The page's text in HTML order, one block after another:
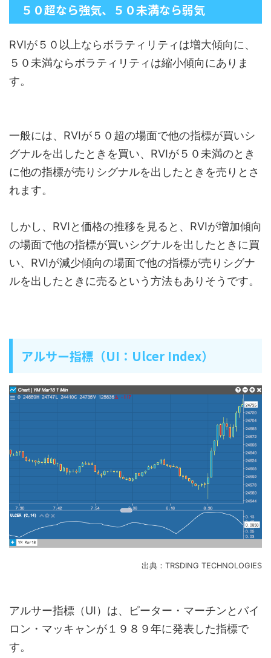
５０超なら強気、５０未満なら弱気
RVIが５０以上ならボラティリティは増大傾向に、
５０未満ならボラティリティは縮小傾向にありま
す。
一般には、RVIが５０超の場面で他の指標が買いシ
グナルを出したときを買い、RVIが５０未満のとき
に他の指標が売りシグナルを出したときを売りとさ
れます。
しかし、RVIと価格の推移を見ると、RVIが増加傾向
の場面で他の指標が買いシグナルを出したときに買
い、RVIが減少傾向の場面で他の指標が売りシグナ
ルを出したときに売るという方法もありそうです。
アルサー指標（UI：Ulcer Index）
出典：TRSDING TECHNOLOGIES
アルサー指標（UI）は、ピーター・マーチンとバイ
ロン・マッキャンが１９８９年に発表した指標で
す。